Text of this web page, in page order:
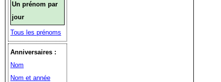
Un prénom par
jour
Tous les prénoms
Anniversaires :
Nom
Nom et année